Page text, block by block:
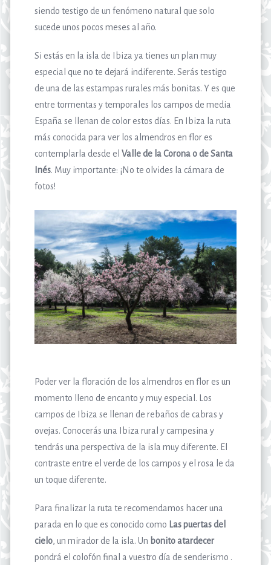
siendo testigo de un fenómeno natural que solo
sucede unos pocos meses al año.
Si estás en la isla de Ibiza ya tienes un plan muy
especial que no te dejará indiferente. Serás testigo
de una de las estampas rurales más bonitas. Y es que
entre tormentas y temporales los campos de media
España se llenan de color estos días. En Ibiza la ruta
más conocida para ver los almendros en flor es
contemplarla desde elValle de la Corona o de Santa
Inés. Muy importante: ¡No te olvides la cámara de
fotos!
Poder ver la floración de los almendros en flor es un
momento lleno de encanto y muy especial. Los
campos de Ibiza se llenan de rebaños de cabras y
ovejas. Conocerás una Ibiza rural y campesina y
tendrás una perspectiva de la isla muy diferente. El
contraste entre el verde de los campos y el rosa le da
un toque diferente.
Para finalizar la ruta te recomendamos hacer una
parada en lo que es conocido como Las puertas del
cielo, un mirador de la isla. Un bonito atardecer
pondrá el colofón final a vuestro día de senderismo .